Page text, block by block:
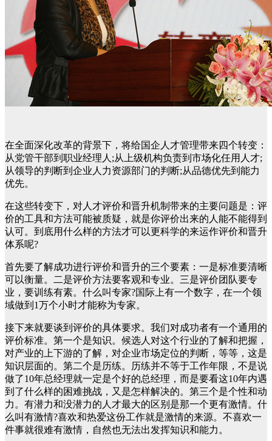
在全面深化改革的背景下，将给国企人才管理带来四个转变：
从党管干部到职业经理人;从上级机构负责到市场化任用人才;
从领导的判断到企业人力资源部门的判断;从品德优先到能力
优先。
在这些转变下，对人才评价和晋升机制带来的主要问题是：评
价的工具和方法可能被质疑，就是你评价出来的人能不能得到
认可。到底用什么样的方法才可以更科学的来运作评价和晋升
体系呢?
首先要了解成功进行评价和晋升的三个要素：一是标准要清晰
可以衡量。二是评价方法要客观和专业。三是评价团队要专
业，要训练有素。什么叫专家?国际上有一个数字，在一个领
域做到1万个小时才能称为专家。
接下来就要谈到评价的具体要求。我们对成功者有一个通用的
评价标准。第一个是知识。候选人对这个行业的了解和把握，
对产业的上下游的了解，对企业市场定位的判断，等等，这是
知识层面的。第二个是历练。历练并不等于工作年限，不是说
做了10年总经理就一定是个好的总经理，而是要看这10年内遇
到了什么样的困难挑战，又是怎样解决的。第三个是个性和动
力。有潜力和没潜力的人才最大的区别是那一个更有激情。什
么叫有激情?喜欢和热爱这份工作就是激情的来源。不喜欢一
件事就很难有激情，自然也无法出发挥知识和能力。